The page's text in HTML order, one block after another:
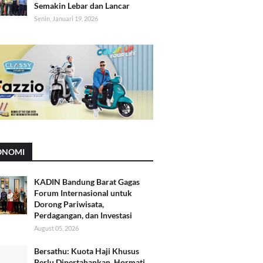
Semakin Lebar dan Lancar
Senin, Januari 19, 2026
KADIN Bandung Barat Gagas
Forum Internasional untuk
Dorong Pariwisata,
Perdagangan, dan Investasi
August 05, 2026
Bersathu: Kuota Haji Khusus